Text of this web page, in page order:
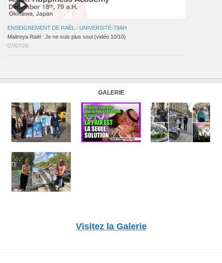
ENSEIGNEMENT DE RAËL / UNIVERSITÉ-79AH
Maitreya Raël : Je ne suis plus seul (vidéo 10/10)
07/07/26
GALERIE
Visitez la Galerie